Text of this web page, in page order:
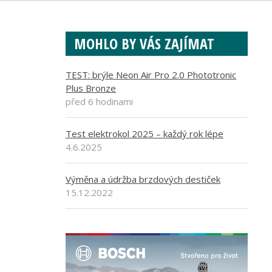
MOHLO BY VÁS ZAJÍMAT
TEST: brýle Neon Air Pro 2.0 Phototronic
Plus Bronze
před 6 hodinami
Test elektrokol 2025 – každý rok lépe
4.6.2025
Výměna a údržba brzdových destiček
15.12.2022